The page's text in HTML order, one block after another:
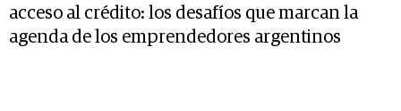
acceso al crédito: los desafíos que marcan la
agenda de los emprendedores argentinos